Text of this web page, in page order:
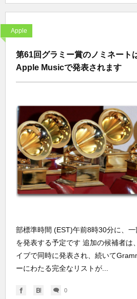
Apple
第61回グラミー賞のノミネート
Apple Musicで発表されます
部標準時間 (EST)午前8時30分に、
を発表する予定です 追加の候補者は
イブで同時に発表され、続いて
ーにわたる完全なリストが...
0